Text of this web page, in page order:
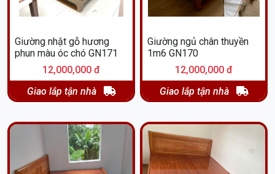
Giường nhật gỗ hương
phun màu óc chó GN171
12,000,000 đ
Giao lắp tận nhà
Giường ngủ chân thuyền
1m6 GN170
12,000,000 đ
Giao lắp tận nhà